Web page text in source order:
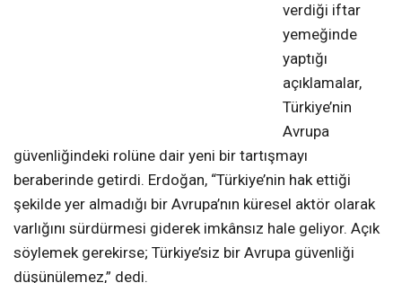
verdiği iftar
yemeğinde
yaptığı
açıklamalar,
Türkiye’nin
Avrupa
güvenliğindeki rolüne dair yeni bir tartışmayı
beraberinde getirdi. Erdoğan, “Türkiye’nin hak ettiği
şekilde yer almadığı bir Avrupa’nın küresel aktör olarak
varlığını sürdürmesi giderek imkânsız hale geliyor. Açık
söylemek gerekirse; Türkiye’siz bir Avrupa güvenliği
düşünülemez,” dedi.